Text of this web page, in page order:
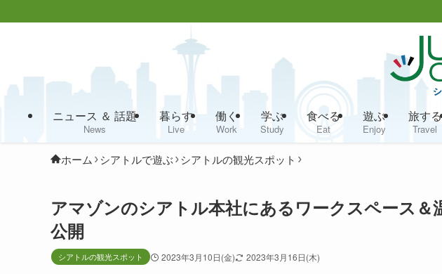
ニュース ＆ 話題
News
暮らす
Live
働く
Work
学ぶ
Study
食べる
Eat
遊ぶ
Enjoy
旅する
Travel
ホーム シアトルで遊ぶ シアトルの観光スポット
アマゾンのシアトル本社にあるワークスペース＆
公開
シアトルの観光スポット 2023年3月10日(金) 2023年3月16日(木)